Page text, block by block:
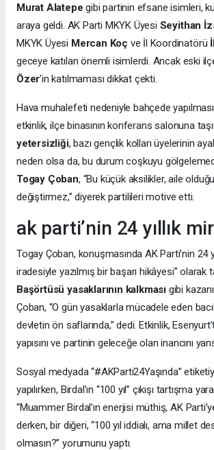
Murat Alatepe gibi partinin efsane isimleri,
araya geldi. AK Parti MKYK Üyesi Seyithan
MKYK Üyesi Mercan Koç ve İl Koordinatörü
geceye katılan önemli isimlerdi. Ancak eski
Özer’in katılmaması dikkat çekti.
Hava muhalefeti nedeniyle bahçede
etkinlik, ilçe binasının konferans salonuna
yetersizliği, bazı gençlik kolları üyelerinin
neden olsa da, bu durum coşkuyu
Togay Çoban, “Bu küçük aksilikler, aile
değiştirmez,” diyerek partilileri motive etti.
ak parti’nin 24 yıllık
Togay Çoban, konuşmasında AK Parti’nin 24
iradesiyle yazılmış bir başarı hikâyesi” olarak
Başörtüsü yasaklarının kalkması gibi
Çoban, “O gün yasaklarla mücadele eden
devletin ön saflarında,” dedi. Etkinlik,
yapısını ve partinin geleceğe olan inancını
Sosyal medyada “#AKParti24Yaşında”
yapılırken, Birdal’ın “100 yıl” çıkışı tartışma
“Muammer Birdal’ın enerjisi müthiş, AK
derken, bir diğeri, “100 yıl iddialı, ama millet
olmasın?” yorumunu yaptı.